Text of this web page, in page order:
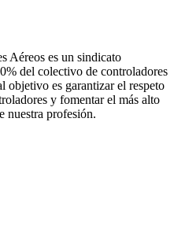
Aéreos es un sindicato
del colectivo de controladores
objetivo es garantizar el respeto
y fomentar el más alto
nuestra profesión.